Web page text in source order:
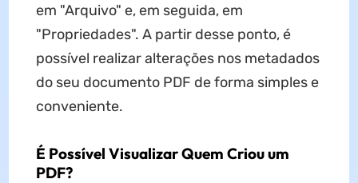
em "Arquivo" e, em seguida, em
"Propriedades". A partir desse ponto, é
possível realizar alterações nos metadados
do seu documento PDF de forma simples e
conveniente.
É Possível Visualizar Quem Criou um
PDF?